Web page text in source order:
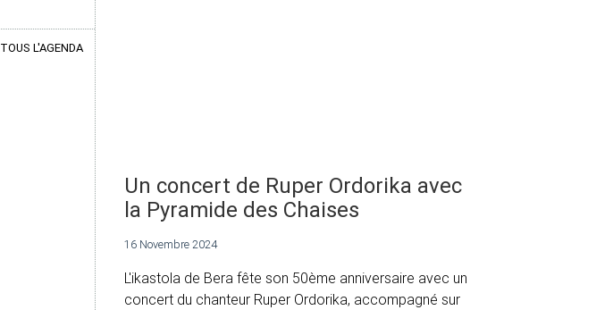
TOUS L'AGENDA
Un concert de Ruper Ordorika avec
la Pyramide des Chaises
16 Novembre 2024
L'ikastola de Bera fête son 50ème anniversaire avec un
concert du chanteur Ruper Ordorika, accompagné sur